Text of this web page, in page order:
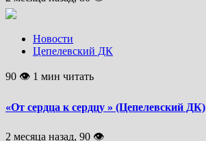
Новости
Цепелевский ДК
90 👁 1 мин читать
«От сердца к сердцу » (Цепелевский ДК)
2 месяца назад, 90 👁